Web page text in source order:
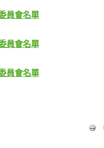
員會名單
員會名單
員會名單